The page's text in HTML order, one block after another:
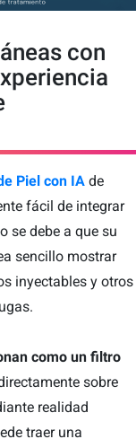
con
Piel con IAde
fácil de integrar
se debe a que su
sencillo mostrar
inyectables y otros
como un filtro
sobre
realidad
traer una